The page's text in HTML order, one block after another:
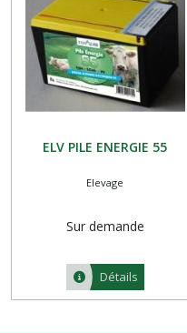
ELV PILE ENERGIE 55
Elevage
Sur demande
Détails